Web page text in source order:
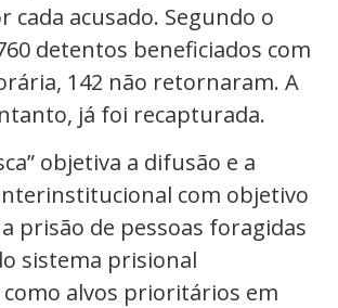
cada acusado. Segundo o
detentos beneficiados com
142 não retornaram. A
já foi recapturada.
objetiva a difusão e a
com objetivo
prisão de pessoas foragidas
sistema prisional
alvos prioritários em